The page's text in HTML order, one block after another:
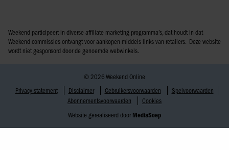
Weekend participeert in diverse affiliate marketing programma’s, dat houdt in dat
Weekend commissies ontvangt voor aankopen middels links van retailers. Deze website
wordt niet gesponsord door de genoemde webwinkels.
© 2026 Weekend Online
Privacy statement
Disclaimer Gebruikersvoorwaarden
Spelvoorwaarden
Abonnementsvoorwaarden
Cookies
Website gerealiseerd door MediaSoep